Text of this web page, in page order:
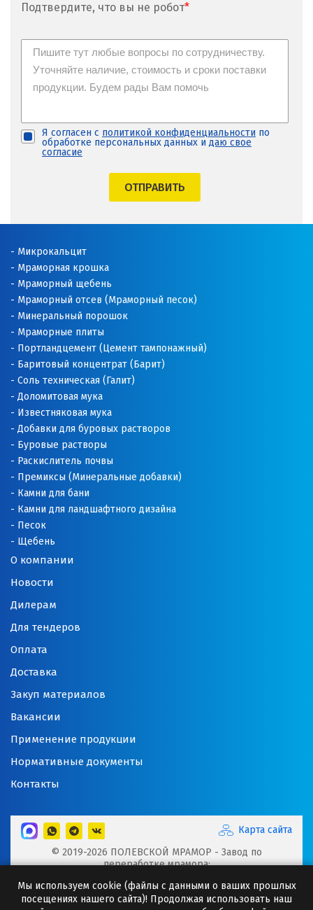
Подтвердите, что вы не робот*
Я согласен с политикой конфиденциальности по
обработке персональных данных и даю свое
согласие
ОТПРАВИТЬ
О компании
Новости
Дилерам
Для тендеров
Оплата
Доставка
Закуп материалов
Вакансии
Применение продукции
Нормативные документы
Контакты
Микрокальцит
Мраморная крошка
Мраморный щебень
Мраморный отсев (Мраморный песок)
Минеральный порошок
Мраморные плиты
Портландцемент (Цемент тампонажный)
Баритовый концентрат (Барит)
Соль техническая (Галит)
Доломитовая мука
Известняковая мука
Добавки для буровых растворов
Буровые растворы
Раскислитель почвы
Премиксы (Минеральные добавки)
Камни для бани
Камни для ландшафтного дизайна
Песок
Щебень
Карта сайта
© 2019-2026 ПОЛЕВСКОЙ МРАМОР - Завод по
переработке мрамора:
Минеральные порошки, Добавки для буровых растворов
Мы используем cookie (файлы с данными о ваших прошлых
посещениях нашего сайта)! Продолжая использовать наш